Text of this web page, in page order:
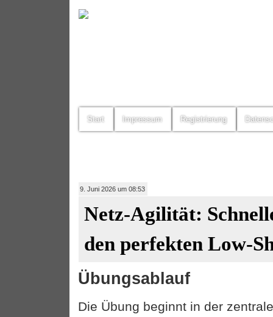
Start Impressum Registrierung
9. Juni 2026 um 08:53
Netz-Agilität:
den perfekten Low-
Übungsablauf
Die Übung beginnt in der